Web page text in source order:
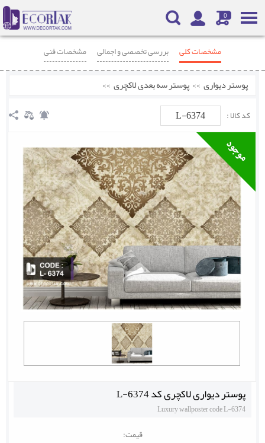
0
مشخصات کلی بررسی تخصصی و اجمالی
مشخصات فنی
محصولات مرتبط
پوستر دیواری >> پوستر سه بعدی لاکچری >>
کد کالا : L-6374
پوستر دیواری لاکچری کد L-6374
Luxury wallposter code L-6374
قیمت: